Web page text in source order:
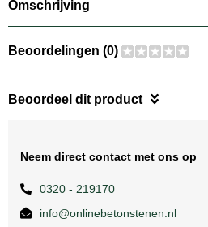
Omschrijving
Beoordelingen (0)
Beoordeel dit product
Neem direct contact met ons op
0320 - 219170
info@onlinebetonstenen.nl